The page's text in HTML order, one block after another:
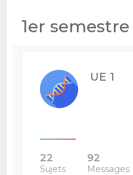
1er semestre
UE 1
22
Sujets
92
Messages